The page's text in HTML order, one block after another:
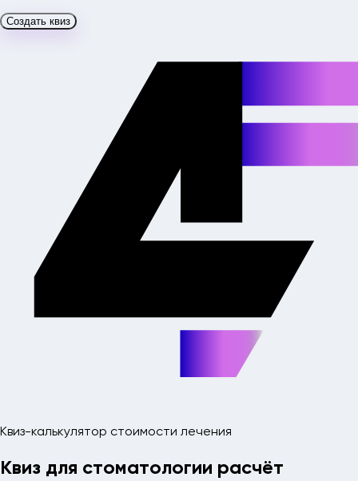
Создать квиз
Квиз-калькулятор стоимости лечения
Квиз для стоматологии расчёт